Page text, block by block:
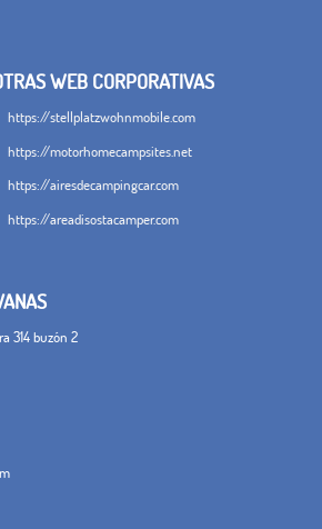
WEB CORPORATIVAS
https://stellplatzwohnmobile.com
https://motorhomecampsites.net
https://airesdecampingcar.com
https://areadisostacamper.com
314 buzón 2